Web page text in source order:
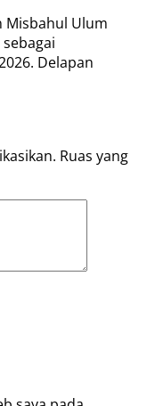
Misbahul Ulum
Delapan
Ruas yang